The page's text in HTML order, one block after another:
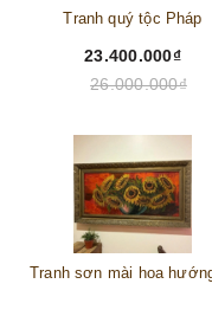
Tranh quý tộc Pháp
23.400.000₫
26.000.000₫